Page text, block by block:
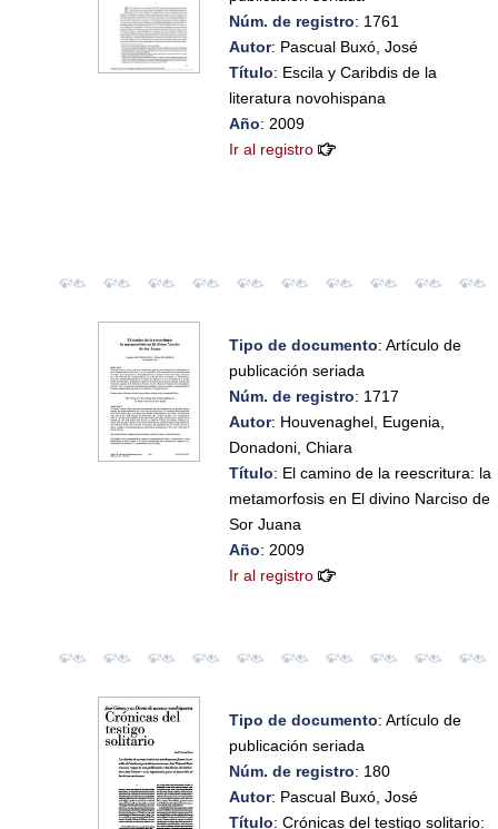
Núm. de registro: 1761
Autor: Pascual Buxó, José
Título: Escila y Caribdis de la
literatura novohispana
Año: 2009
Ir al registro
Tipo de documento: Artículo de
publicación seriada
Núm. de registro: 1717
Autor: Houvenaghel, Eugenia,
Donadoni, Chiara
Título: El camino de la reescritura: la
metamorfosis en El divino Narciso de
Sor Juana
Año: 2009
Ir al registro
Tipo de documento: Artículo de
publicación seriada
Núm. de registro: 180
Autor: Pascual Buxó, José
Título: Crónicas del testigo solitario: